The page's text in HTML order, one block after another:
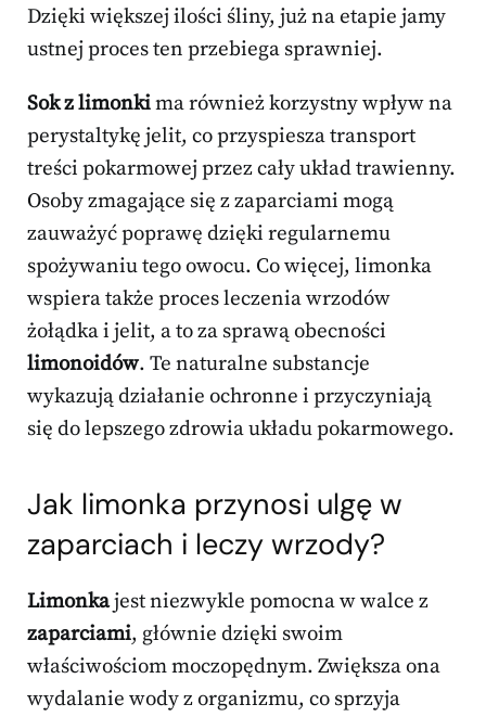
Dzięki większej ilości śliny, już na etapie jamy
ustnej proces ten przebiega sprawniej.
Sok z limonkima również korzystny wpływ na
perystaltykę jelit, co przyspiesza transport
treści pokarmowej przez cały układ trawienny.
Osoby zmagające się z zaparciami mogą
zauważyć poprawę dzięki regularnemu
spożywaniu tego owocu. Co więcej, limonka
wspiera także proces leczenia wrzodów
żołądka i jelit, a to za sprawą obecności
limonoidów. Te naturalne substancje
wykazują działanie ochronne i przyczyniają
się do lepszego zdrowia układu pokarmowego.
Jak limonka przynosi ulgę w
zaparciach i leczy wrzody?
Limonkajest niezwykle pomocna w walce z
zaparciami, głównie dzięki swoim
właściwościom moczopędnym. Zwiększa ona
wydalanie wody z organizmu, co sprzyja